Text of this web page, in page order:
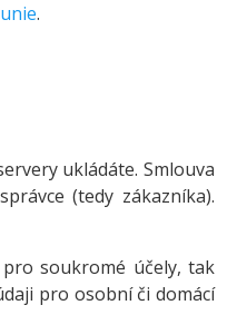
.
ukládáte. Smlouva
(tedy zákazníka).
soukromé účely, tak
pro osobní či domácí